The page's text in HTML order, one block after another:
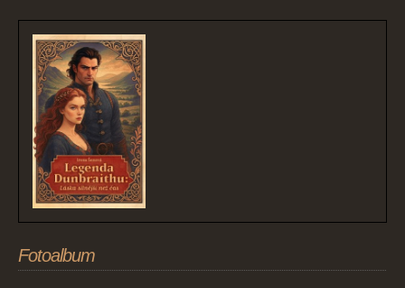
Fotoalbum